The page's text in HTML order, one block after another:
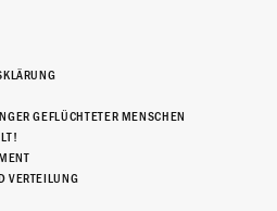
GEFLÜCHTETER MENSCHEN
VERTEILUNG